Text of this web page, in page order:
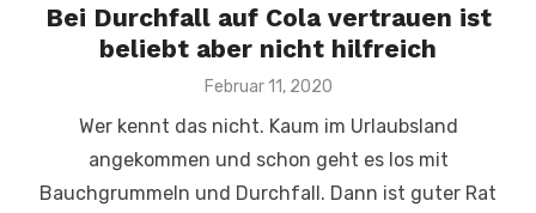
Bei Durchfall auf Cola vertrauen ist
beliebt aber nicht hilfreich
Veröffentlicht
Februar 11, 2020
Wer kennt das nicht. Kaum im Urlaubsland
angekommen und schon geht es los mit
Bauchgrummeln und Durchfall. Dann ist guter Rat